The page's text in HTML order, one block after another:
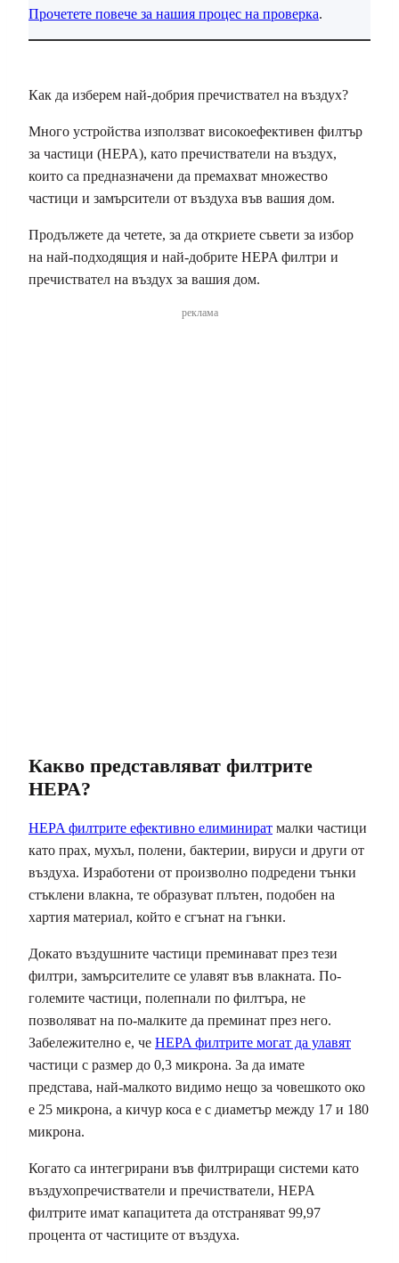
Прочетете повече за нашия процес на проверка.
Как да изберем най-добрия пречиствател на въздух?
Много устройства използват високоефективен филтър
за частици (HEPA), като пречистватели на въздух,
които са предназначени да премахват множество
частици и замърсители от въздуха във вашия дом.
Продължете да четете, за да откриете съвети за избор
на най-подходящия и най-добрите HEPA филтри и
пречиствател на въздух за вашия дом.
реклама
Какво представляват филтрите
HEPA?
HEPA филтрите ефективно елиминират малки частици
като прах, мухъл, полени, бактерии, вируси и други от
въздуха. Изработени от произволно подредени тънки
стъклени влакна, те образуват плътен, подобен на
хартия материал, който е сгънат на гънки.
Докато въздушните частици преминават през тези
филтри, замърсителите се улавят във влакната. По-
големите частици, полепнали по филтъра, не
позволяват на по-малките да преминат през него.
Забележително е, че HEPA филтрите могат да улавят
частици с размер до 0,3 микрона. За да имате
представа, най-малкото видимо нещо за човешкото око
е 25 микрона, а кичур коса е с диаметър между 17 и 180
микрона.
Когато са интегрирани във филтриращи системи като
въздухопречистватели и пречистватели, HEPA
филтрите имат капацитета да отстраняват 99,97
процента от частиците от въздуха.